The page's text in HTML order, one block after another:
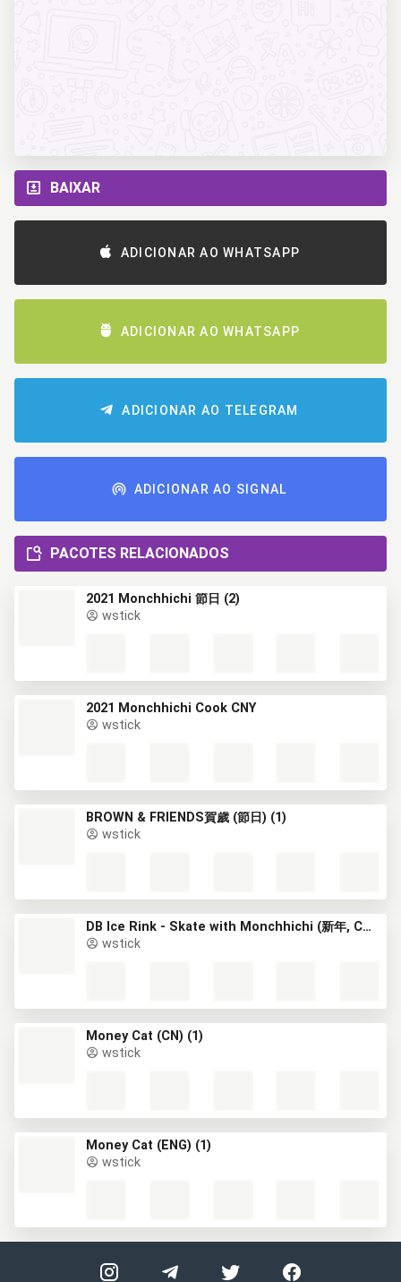
BAIXAR
ADICIONAR AO WHATSAPP
ADICIONAR AO WHATSAPP
ADICIONAR AO TELEGRAM
ADICIONAR AO SIGNAL
PACOTES RELACIONADOS
2021 Monchhichi 節日 (2)
wstick
2021 Monchhichi Cook CNY
wstick
BROWN & FRIENDS賀歲 (節日) (1)
wstick
DB Ice Rink - Skate with Monchhichi (新年, CNY)
wstick
Money Cat (CN) (1)
wstick
Money Cat (ENG) (1)
wstick